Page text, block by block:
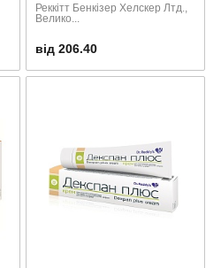
Реккітт Бенкізер Хелскер Лтд.,
Велико...
від 206.40